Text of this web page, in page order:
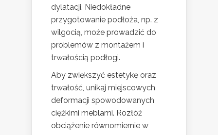
dylatacji. Niedokładne
przygotowanie podłoża, np. z
wilgocią, może prowadzić do
problemów z montażem i
trwałością podłogi.
Aby zwiększyć estetykę oraz
trwałość, unikaj miejscowych
deformacji spowodowanych
ciężkimi meblami. Rozłóż
obciążenie równomiernie w